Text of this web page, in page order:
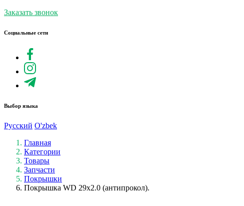
Заказать звонок
Социальные сети
Выбор языка
Русский O'zbek
Главная
Категории
Товары
Запчасти
Покрышки
Покрышка WD 29x2.0 (антипрокол).